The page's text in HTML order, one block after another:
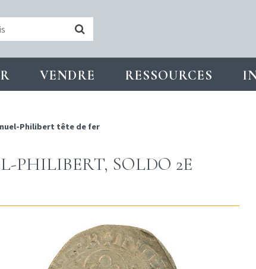
VENDRE RESSOURCES
Philibert tête de fer
PHILIBERT, SOLDO 2E